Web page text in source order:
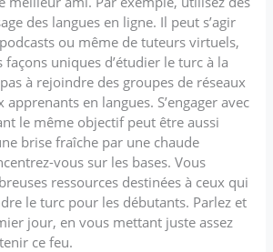
des langues en ligne. Il peut s’agir
ou même de tuteurs virtuels,
uniques d’étudier le turc à la
à rejoindre des groupes de réseaux
apprenants en langues. S’engager avec
le même objectif peut être aussi
brise fraîche par une chaude
vous sur les bases. Vous
ressources destinées à ceux qui
le turc pour les débutants. Parlez et
jour, en vous mettant juste assez
ce feu.